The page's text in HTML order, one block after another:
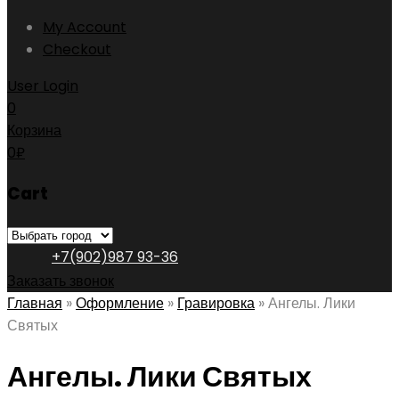
My Account
Checkout
User Login
0
Корзина
0₽
Cart
+7(902)987 93-36
Заказать звонок
Главная »Оформление » Гравировка »Ангелы. Лики
Святых
Ангелы. Лики Святых